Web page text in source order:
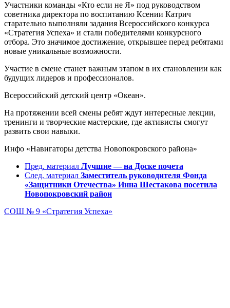
Участники команды «Кто если не Я» под руководством
советника директора по воспитанию Ксении Катрич
старательно выполняли задания Всероссийского конкурса
«Стратегия Успеха» и стали победителями конкурсного
отбора. Это значимое достижение, открывшее перед ребятами
новые уникальные возможности.
Участие в смене станет важным этапом в их становлении как
будущих лидеров и профессионалов.
Всероссийский детский центр «Океан».
На протяжении всей смены ребят ждут интересные лекции,
тренинги и творческие мастерские, где активисты смогут
развить свои навыки.
Инфо «Навигаторы детства Новопокровского района»
Пред. материал Лучшие — на Доске почета
След. материал Заместитель руководителя Фонда
«Защитники Отечества» Инна Шестакова посетила
Новопокровский район
СОШ № 9 «Стратегия Успеха»